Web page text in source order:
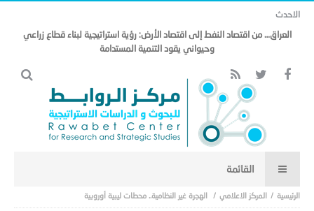
الاحدث
العراق… من اقتصاد النفط إلى اقتصاد الأرض: رؤية استراتيجية لبناء قطاع زراعي
وحيواني يقود التنمية المستدامة
المركز الاعلامي الهجرة غير النظامية.. محطات ليبية أوروبية